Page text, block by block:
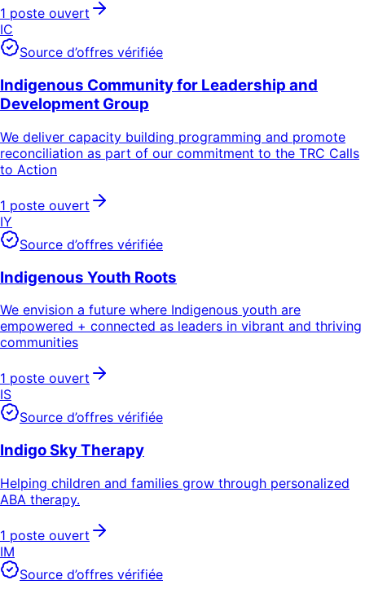
1 poste ouvert
IC
Source d’offres vérifiée
Indigenous Community for Leadership and
Development Group
We deliver capacity building programming and promote
reconciliation as part of our commitment to the TRC Calls
to Action
1 poste ouvert
IY
Source d’offres vérifiée
Indigenous Youth Roots
We envision a future where Indigenous youth are
empowered + connected as leaders in vibrant and thriving
communities
1 poste ouvert
IS
Source d’offres vérifiée
Indigo Sky Therapy
Helping children and families grow through personalized
ABA therapy.
1 poste ouvert
IM
Source d’offres vérifiée